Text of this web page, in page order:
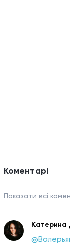
Коментарі
Показати всі
Катерина